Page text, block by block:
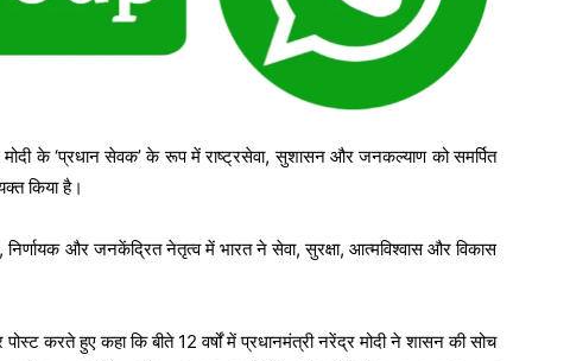
मोदी के ‘प्रधान सेवक’ के रूप में राष्ट्रसेवा, सुशासन और जनकल्याण को समर्पित
किया है।
निर्णायक और जनकेंद्रित नेतृत्व में भारत ने सेवा, सुरक्षा, आत्मविश्वास और विकास
करते हुए कहा कि बीते 12 वर्षों में प्रधानमंत्री नरेंद्र मोदी ने शासन की सोच